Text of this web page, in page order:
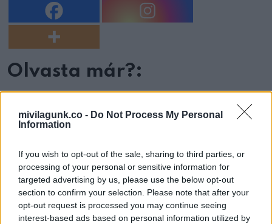
mivilagunk.co - Do Not Process My Personal
Information
If you wish to opt-out of the sale, sharing to third parties, or
processing of your personal or sensitive information for
targeted advertising by us, please use the below opt-out
section to confirm your selection. Please note that after your
opt-out request is processed you may continue seeing
interest-based ads based on personal information utilized by
Olvasta már?:
Ezek a stroke korai
jelei: nem szabad
legyinteni rájuk
Fáradtság, fájdalom,
alvászavar: amikor a
tested…